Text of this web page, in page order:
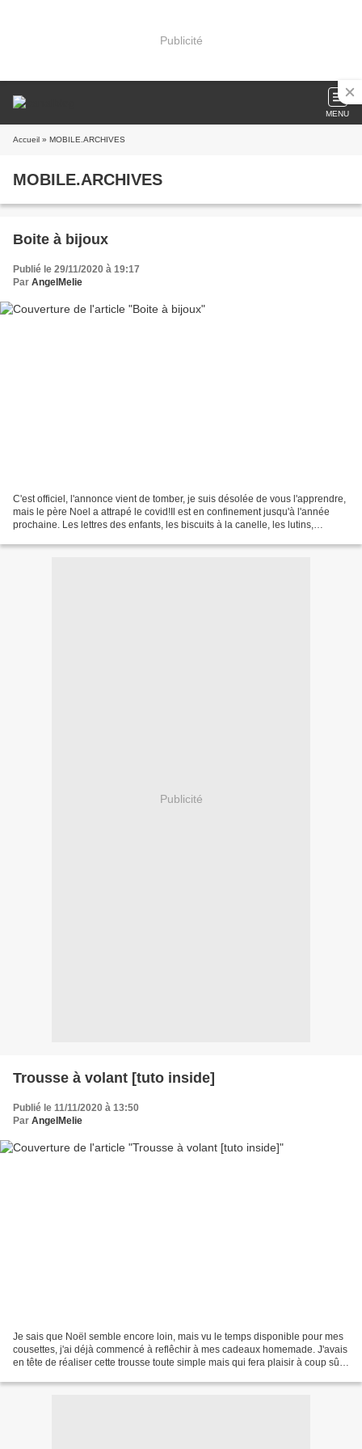
Publicité
MENU
Accueil » MOBILE.ARCHIVES
MOBILE.ARCHIVES
Boite à bijoux
Publié le 29/11/2020 à 19:17
Par AngelMelie
C'est officiel, l'annonce vient de tomber, je suis désolée de vous l'apprendre,
mais le père Noel a attrapé le covid!Il est en confinement jusqu'à l'année
prochaine. Les lettres des enfants, les biscuits à la canelle, les lutins,
Publicité
Trousse à volant [tuto inside]
Publié le 11/11/2020 à 13:50
Par AngelMelie
Je sais que Noël semble encore loin, mais vu le temps disponible pour mes
cousettes, j'ai déjà commencé à reflêchir à mes cadeaux homemade. J'avais
en tête de réaliser cette trousse toute simple mais qui fera plaisir à coup sûr